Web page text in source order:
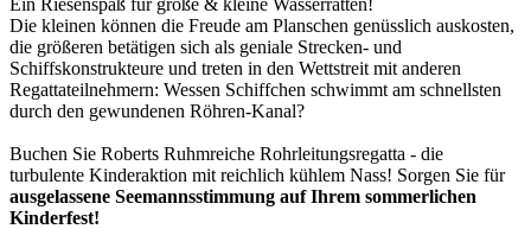
Die kleinen können die Freude am Planschen genüsslich auskosten,
die größeren betätigen sich als geniale Strecken- und
Schiffskonstrukteure und treten in den Wettstreit mit anderen
Regattateilnehmern: Wessen Schiffchen schwimmt am schnellsten
durch den gewundenen Röhren-Kanal?
Buchen Sie Roberts Ruhmreiche Rohrleitungsregatta - die
turbulente Kinderaktion mit reichlich kühlem Nass! Sorgen Sie für
ausgelassene Seemannsstimmung auf Ihrem sommerlichen
Kinderfest!